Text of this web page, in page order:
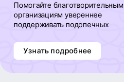
Антон Полещук
Андрей Овчаренко
Мария Tихонова
Помогайте благотворительным
организациям увереннее
поддерживать подопечных
Узнать подробнее